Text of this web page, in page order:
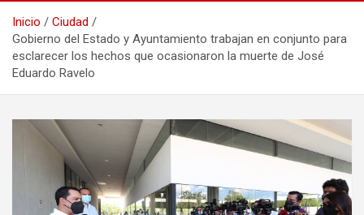
Inicio
Ciudad
Gobierno del Estado y Ayuntamiento trabajan en conjunto para
esclarecer los hechos que ocasionaron la muerte de José
Eduardo Ravelo